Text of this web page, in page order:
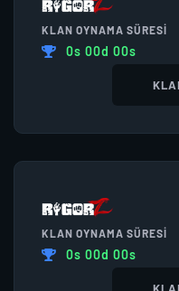
KLAN OYNAMA SÜRESI
0s 00d 00s
KLAN OYNAMA SÜRESI
0s 00d 00s